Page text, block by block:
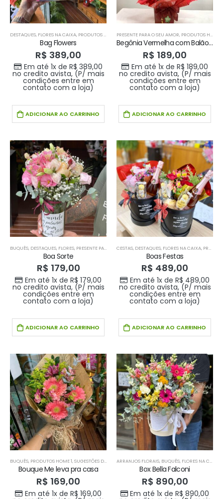
DESTAQUES, FLORES NA CAIXA, PRODUTOS HOME 1
Bag Flowers
R$ 389,00
Em até 1x de R$ 389,00
no credito avista, (P/ mais
condições entre em
contato com a loja)
ADICIONAR AO CARRINHO
PRESENTE PARA O SEU AMOR, PRODUTOS HOME 1
Begônia Vermelha com Balão Coração
R$ 189,00
Em até 1x de R$ 189,00
no credito avista, (P/ mais
condições entre em
contato com a loja)
ADICIONAR AO CARRINHO
BUQUÊS, DESTAQUES, FLORES, PRESENTE PARA O SEU AMOR ,PRESENTES DIA DAS MÃES,
Boa Sorte
R$ 179,00
Em até 1x de R$ 179,00
no credito avista, (P/ mais
condições entre em
contato com a loja)
ADICIONAR AO CARRINHO
CESTAS, DESTAQUES, FLORES NA CAIXA, PRODUTOS HOME 1
Boas Festas
R$ 489,00
Em até 1x de R$ 489,00
no credito avista, (P/ mais
condições entre em
contato com a loja)
ADICIONAR AO CARRINHO
BUQUÊS, PRODUTOS HOME 1,SUGESTÕES DA SEMANA
Bouque Me leva pra casa
R$ 169,00
Em até 1x de R$ 169,00
ARRANJOS FLORAIS, BUQUÊS, FLORES NA CAIXA
Box Bella Falconi
R$ 890,00
Em até 1x deR$ 890,00